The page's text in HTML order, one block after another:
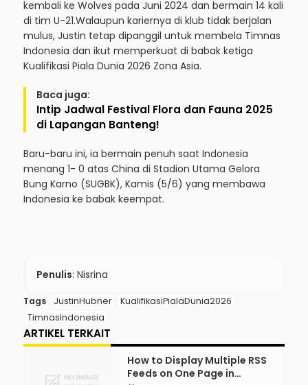
kembali ke Wolves pada Juni 2024 dan bermain 14 kali
di tim U-21.Walaupun kariernya di klub tidak berjalan
mulus, Justin tetap dipanggil untuk membela Timnas
Indonesia dan ikut memperkuat di babak ketiga
Kualifikasi Piala Dunia 2026 Zona Asia.
Baca juga:
Intip Jadwal Festival Flora dan Fauna 2025
di Lapangan Banteng!
Baru-baru ini, ia bermain penuh saat Indonesia
menang 1- 0 atas China di Stadion Utama Gelora
Bung Karno (SUGBK), Kamis (5/6) yang membawa
Indonesia ke babak keempat.
Penulis: Nisrina
Tags JustinHubner
KualifikasiPialaDunia2026
TimnasIndonesia
ARTIKEL TERKAIT
How to Display Multiple RSS
Feeds on One Page in